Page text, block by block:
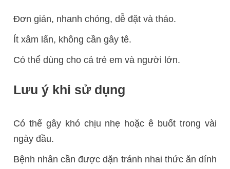
Đơn giản, nhanh chóng, dễ đặt và tháo.
Ít xâm lấn, không cần gây tê.
Có thể dùng cho cả trẻ em và người lớn.
Lưu ý khi sử dụng
Có thể gây khó chịu nhẹ hoặc ê buốt trong vài
ngày đầu.
Bệnh nhân cần được dặn tránh nhai thức ăn dính